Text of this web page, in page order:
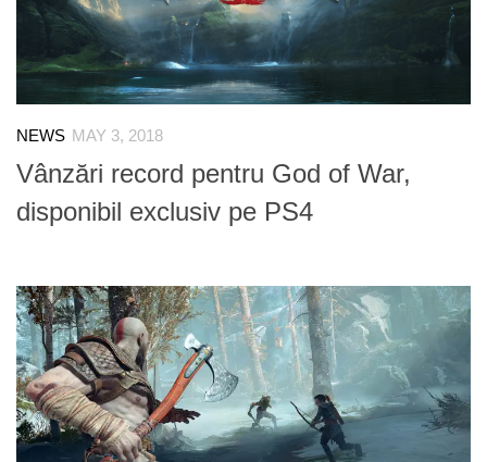
NEWS MAY 3, 2018
Vânzări record pentru God of War,
disponibil exclusiv pe PS4